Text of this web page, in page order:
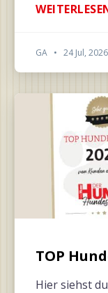
GA • 24 Jul, 2026
TOP
Hier siehst